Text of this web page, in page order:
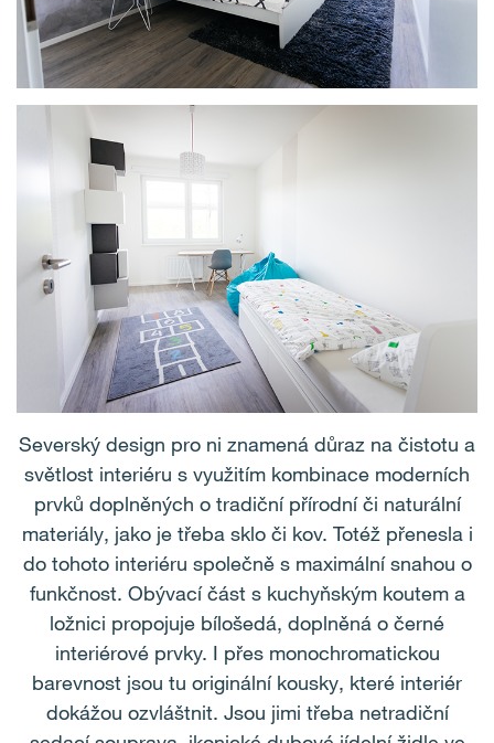
Severský design pro ni znamená důraz na čistotu a
světlost interiéru s využitím kombinace moderních
prvků doplněných o tradiční přírodní či naturální
materiály, jako je třeba sklo či kov. Totéž přenesla i
do tohoto interiéru společně s maximální snahou o
funkčnost. Obývací část s kuchyňským koutem a
ložnici propojuje bílošedá, doplněná o černé
interiérové prvky. I přes monochromatickou
barevnost jsou tu originální kousky, které interiér
dokážou ozvláštnit. Jsou jimi třeba netradiční